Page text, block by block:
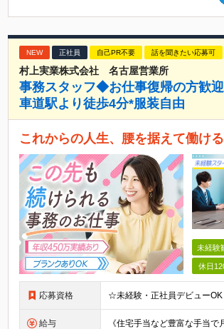
NEW 正社員 自己PR不要 話を聞きたい応募可
村上実業株式会社 名古屋営業所
事務スタッフ◆お仕事復帰の方歓
車道駅より徒歩4分*服装自由
これからの人生、腰を据えて働け
未経験
休日
応募資格
給与